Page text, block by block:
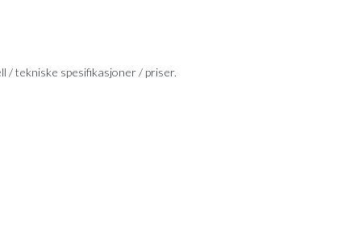
/ tekniske spesifikasjoner / priser.